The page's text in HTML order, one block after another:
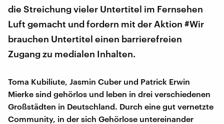
die Streichung vieler Untertitel im Fernsehen
Luft gemacht und fordern mit der Aktion #Wir
brauchen Untertitel einen barrierefreien
Zugang zu medialen Inhalten.
Toma Kubiliute, Jasmin Cuber und Patrick Erwin
Mierke sind gehörlos und leben in drei verschiedenen
Großstädten in Deutschland. Durch eine gut vernetzte
Community, in der sich Gehörlose untereinander